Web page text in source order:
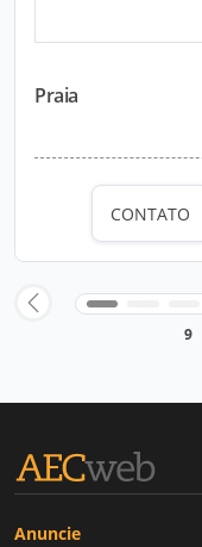
Praia
CONTATO
9
Anuncie